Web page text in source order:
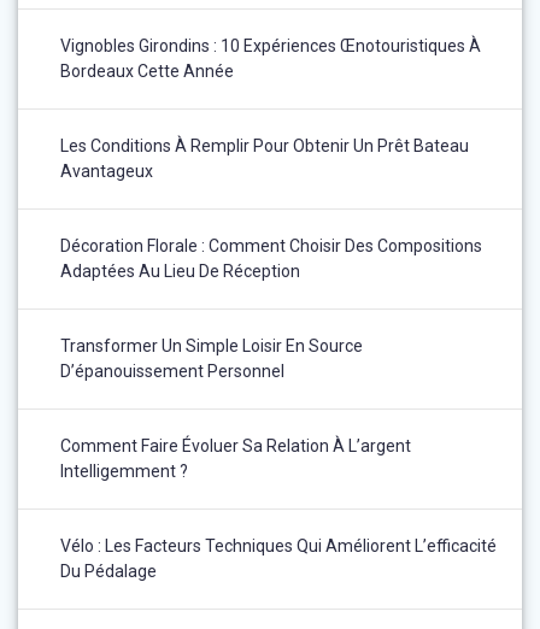
Vignobles Girondins : 10 Expériences Œnotouristiques À
Bordeaux Cette Année
Les Conditions À Remplir Pour Obtenir Un Prêt Bateau
Avantageux
Décoration Florale : Comment Choisir Des Compositions
Adaptées Au Lieu De Réception
Transformer Un Simple Loisir En Source
D’épanouissement Personnel
Comment Faire Évoluer Sa Relation À L’argent
Intelligemment ?
Vélo : Les Facteurs Techniques Qui Améliorent L’efficacité
Du Pédalage